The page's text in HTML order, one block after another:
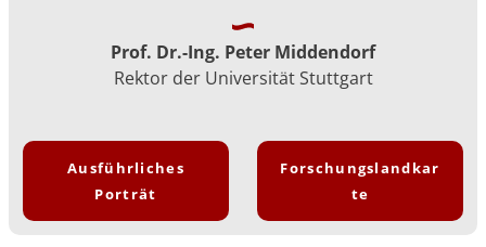
Prof. Dr.-Ing. Peter Middendorf
Rektor der Universität Stuttgart
Ausführliches
Porträt
Forschungslandkar
te